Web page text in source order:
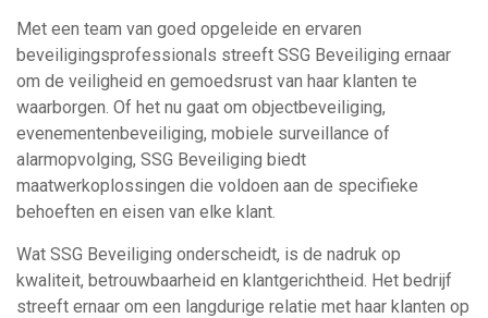
Met een team van goed opgeleide en ervaren
beveiligingsprofessionals streeft SSG Beveiliging ernaar
om de veiligheid en gemoedsrust van haar klanten te
waarborgen. Of het nu gaat om objectbeveiliging,
evenementenbeveiliging, mobiele surveillance of
alarmopvolging, SSG Beveiliging biedt
maatwerkoplossingen die voldoen aan de specifieke
behoeften en eisen van elke klant.
Wat SSG Beveiliging onderscheidt, is de nadruk op
kwaliteit, betrouwbaarheid en klantgerichtheid. Het bedrijf
streeft ernaar om een langdurige relatie met haar klanten op